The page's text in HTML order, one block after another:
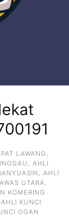
LAWANG,
, AHLI
, AHLI
UTARA,
KOMERING
AHLI KUNCI
OGAN